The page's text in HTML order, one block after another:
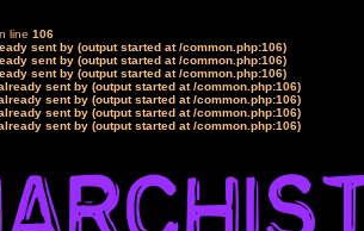
line 106
sent by (output started at /common.php:106)
sent by (output started at /common.php:106)
sent by (output started at /common.php:106)
sent by (output started at /common.php:106)
sent by (output started at /common.php:106)
sent by (output started at /common.php:106)
sent by (output started at /common.php:106)